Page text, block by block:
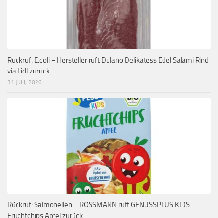
Rückruf: E.coli – Hersteller ruft Dulano Delikatess Edel Salami Rind
via Lidl zurück
31 JULI, 2026
Rückruf: Salmonellen – ROSSMANN ruft GENUSSPLUS KIDS
Fruchtchips Apfel zurück